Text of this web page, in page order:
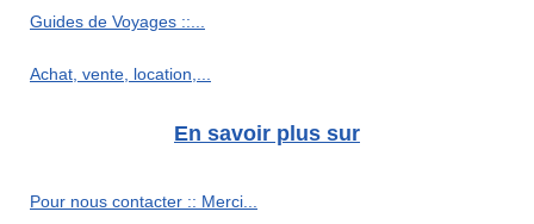
Guides de Voyages ::...
Achat, vente, location,...
En savoir plus sur
Pour nous contacter :: Merci...